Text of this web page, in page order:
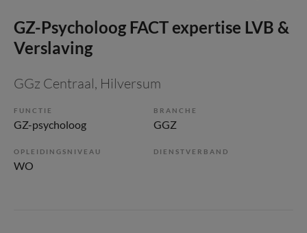
GZ-Psycholoog FACT expertise LVB &
Verslaving
GGz Centraal, Hilversum
FUNCTIE
GZ-psycholoog
BRANCHE
GGZ
OPLEIDINGSNIVEAU
WO
DIENSTVERBAND